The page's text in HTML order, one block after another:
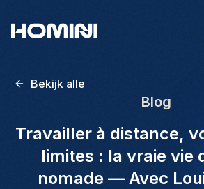
Bekijk alle
Blog
Travailler à distance,
limites : la vraie vie
nomade — Avec